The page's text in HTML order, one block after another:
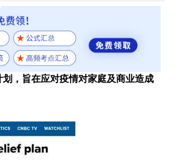
，旨在应对疫情对家庭及商业造成